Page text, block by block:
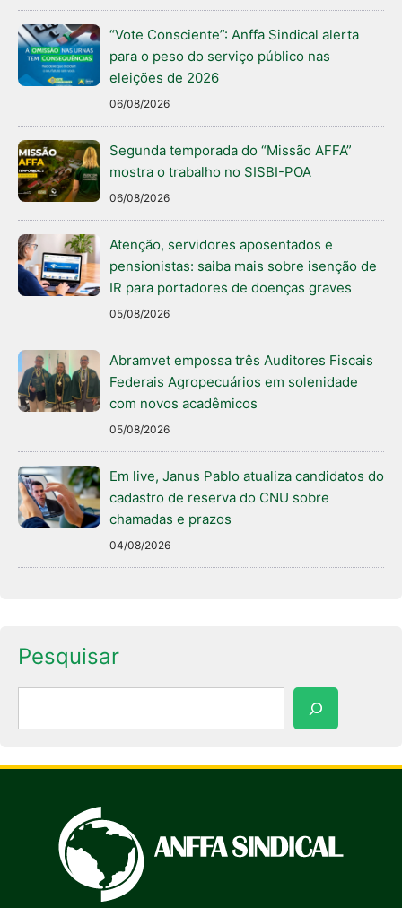
“Vote Consciente”: Anffa Sindical alerta
para o peso do serviço público nas
eleições de 2026
06/08/2026
Segunda temporada do “Missão AFFA”
mostra o trabalho no SISBI-POA
06/08/2026
Atenção, servidores aposentados e
pensionistas: saiba mais sobre isenção de
IR para portadores de doenças graves
05/08/2026
Abramvet empossa três Auditores Fiscais
Federais Agropecuários em solenidade
com novos acadêmicos
05/08/2026
Em live, Janus Pablo atualiza candidatos do
cadastro de reserva do CNU sobre
chamadas e prazos
04/08/2026
Pesquisar